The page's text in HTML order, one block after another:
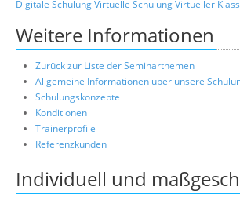
Digitale SchulungVirtuelle SchulungVirtueller
Weitere Informationen
Zurück zur Liste der Seminarthemen
Allgemeine Informationen über unsere
Schulungskonzepte
Konditionen
Trainerprofile
Referenzkunden
Individuell und